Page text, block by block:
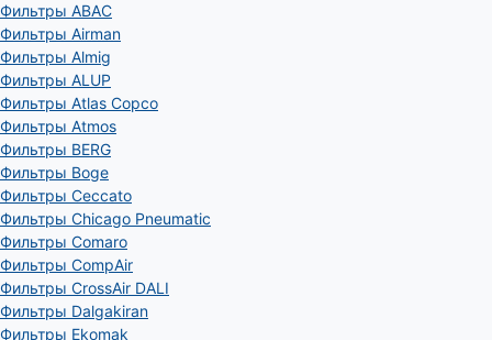
Фильтры ABAC
Фильтры Airman
Фильтры Almig
Фильтры ALUP
Фильтры Atlas Copco
Фильтры Atmos
Фильтры BERG
Фильтры Boge
Фильтры Ceccato
Фильтры Chicago Pneumatic
Фильтры Comaro
Фильтры CompAir
Фильтры CrossAir DALI
Фильтры Dalgakiran
Фильтры Ekomak